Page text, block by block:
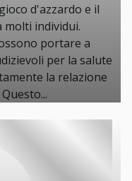
d'azzardo e il
individui.
portare a
per la salute
la relazione